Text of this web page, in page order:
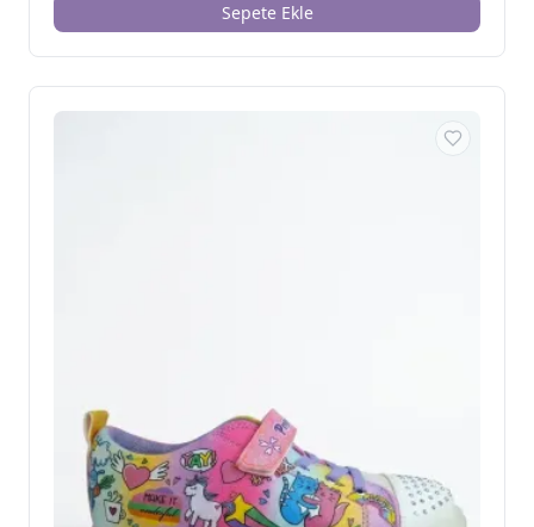
Sepete Ekle